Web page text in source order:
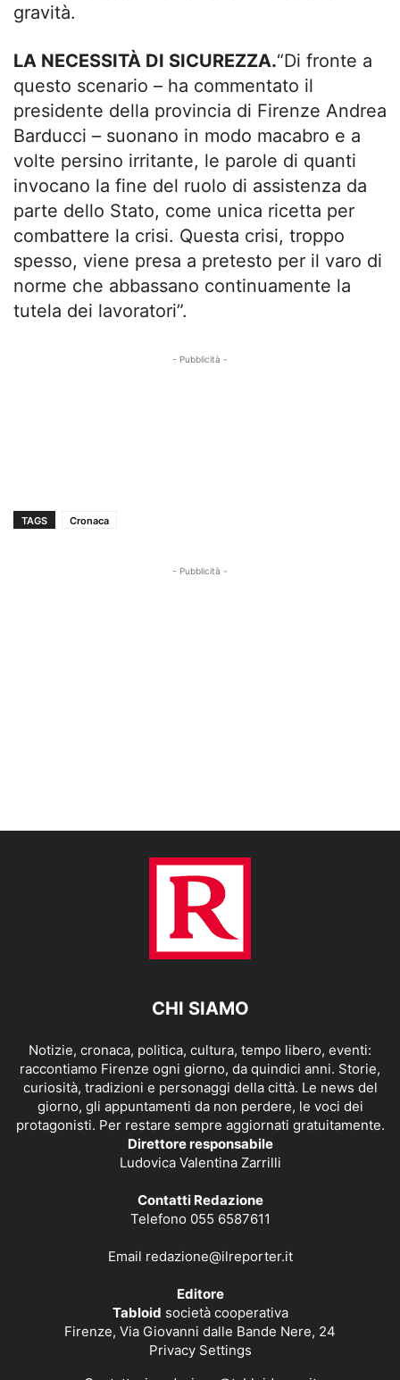
gravità.
LA NECESSITÀ DI SICUREZZA.“Di fronte a
questo scenario – ha commentato il
presidente della provincia di Firenze Andrea
Barducci – suonano in modo macabro e a
volte persino irritante, le parole di quanti
invocano la fine del ruolo di assistenza da
parte dello Stato, come unica ricetta per
combattere la crisi. Questa crisi, troppo
spesso, viene presa a pretesto per il varo di
norme che abbassano continuamente la
tutela dei lavoratori”.
- Pubblicità -
TAGS Cronaca
- Pubblicità -
CHI SIAMO
Notizie, cronaca, politica, cultura, tempo libero, eventi:
raccontiamo Firenze ogni giorno, da quindici anni. Storie,
curiosità, tradizioni e personaggi della città. Le news del
giorno, gli appuntamenti da non perdere, le voci dei
protagonisti. Per restare sempre aggiornati gratuitamente.
Direttore responsabile
Ludovica Valentina Zarrilli
Contatti Redazione
Telefono 055 6587611
Email redazione@ilreporter.it
Editore
Tabloid società cooperativa
Firenze, Via Giovanni dalle Bande Nere, 24
Privacy Settings